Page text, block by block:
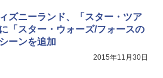
ズニーランド、「スター・ツア
「スター・ウォーズ/フォースの
ーンを追加
2015年11月30日